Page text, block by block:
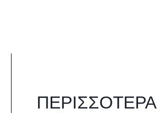
ΠΕΡΙΣΣΌΤΕΡΑ